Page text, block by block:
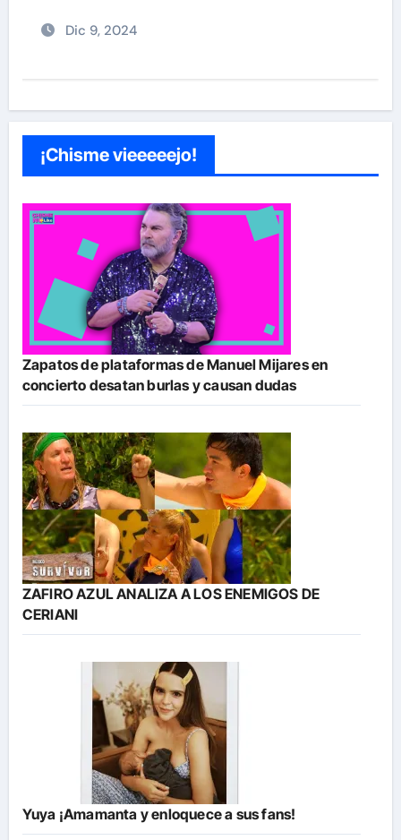
Dic 9, 2024
¡Chisme vieeeeejo!
Zapatos de plataformas de Manuel Mijares en
concierto desatan burlas y causan dudas
ZAFIRO AZUL ANALIZA A LOS ENEMIGOS DE
CERIANI
Yuya ¡Amamanta y enloquece a sus fans!